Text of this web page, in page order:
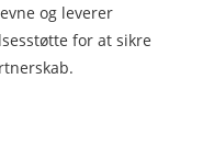
og leverer
for at sikre